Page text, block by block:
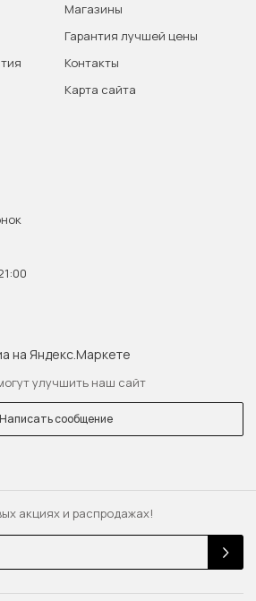
акциях и распродажах!
Магазины
Гарантия лучшей цены
Контакты
Карта сайта
улучшить наш сайт
Написать сообщение